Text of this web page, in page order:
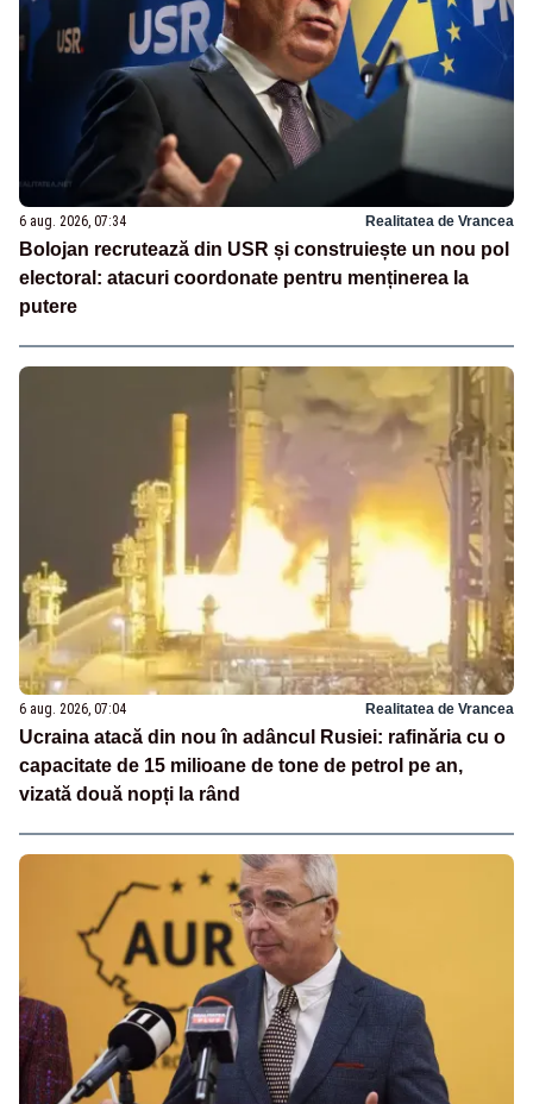
6 aug. 2026, 07:34 Realitatea de Vrancea
Bolojan recrutează din USR și construiește un nou pol
electoral: atacuri coordonate pentru menținerea la
putere
6 aug. 2026, 07:04 Realitatea de Vrancea
Ucraina atacă din nou în adâncul Rusiei: rafinăria cu o
capacitate de 15 milioane de tone de petrol pe an,
vizată două nopți la rând